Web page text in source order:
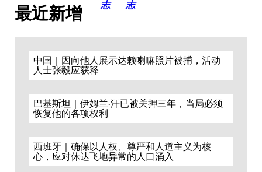
最近新增
中国｜因向他人展示达赖喇嘛照片被捕，活动
人士张毅应获释
巴基斯坦｜伊姆兰·汗已被关押三年，当局必须
恢复他的各项权利
西班牙｜确保以人权、尊严和人道主义为核
心，应对休达飞地异常的人口涌入